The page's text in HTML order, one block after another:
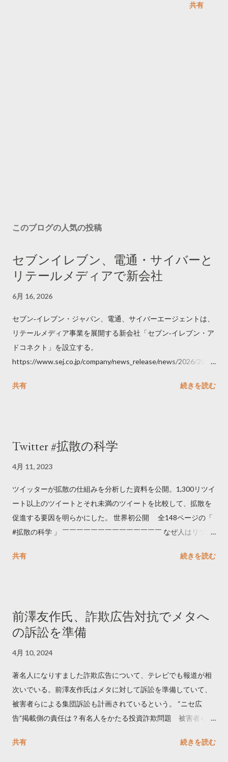
共有
このブログの人気の投稿
セブンイレブン、電通・サイバーと
リテールメディアで新会社
6月 16, 2026
セブン‐イレブン・ジャパン、電通、サイバーエージェントは、
リテールメディア事業を展開する新会社「セブン‐イレブン・ア
ドコネクト」を設立する。
https://www.sej.co.jp/company/news_release/news/2026/2026
共有
続きを読む
Twitter #拡散の科学
4月 11, 2023
ツイッターが拡散の仕組みを分析した資料を公開。1,300リツイ
ート以上のツイートとそれ未満のツイートを比較して、拡散を
促進する要因を明らかにした。 世界初公開 全148ページの「
#拡散の科学 」 ￣￣￣￣￣￣￣￣￣￣￣￣￣￣ なぜ人はリツイ
学しました。 ー バズの目安は1300リツイート ー 人は16の熱量
トするのか？ https://marketing.twitter.com/ja/insights/kakusan
共有 続きを読む
前澤友作氏、詐欺広告対抗でメタへ
の訴訟を準備
4月 10, 2024
著名人になりすました詐欺広告について、テレビでも報道が相
次いでいる。前澤友作氏はメタに対して訴訟を準備していて、
被害者らによる集団訴訟も計画されているという。 “ニセ広
告”掲載側の責任は？有名人をかたる投資詐欺問題 被害者らが
https://newsdig.tbs.co.jp/articles/-/1091835 なぜなくならな
共有 続きを読む